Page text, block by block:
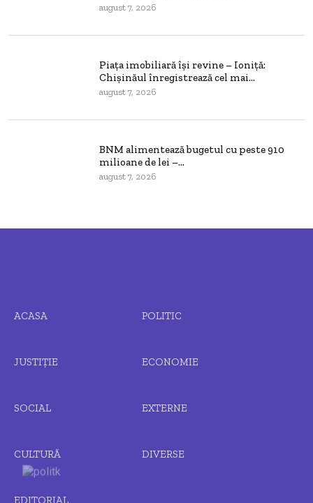
august 7, 2026
Piața imobiliară își revine – Ioniță:
Chișinăul înregistrează cel mai...
august 7, 2026
BNM alimentează bugetul cu peste 910
milioane de lei –...
august 7, 2026
ACASA POLITIC
JUSTIȚIE ECONOMIE
SOCIAL EXTERNE
CULTURĂ DIVERSE
EDITORIAL